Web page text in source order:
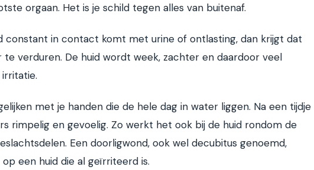
orgaan. Het is je schild tegen alles van buitenaf.
constant in contact komt met urine of ontlasting, dan krijgt dat
te verduren. De huid wordt week, zachter en daardoor veel
met je handen die de hele dag in water liggen. Na een tijdje
rimpelig en gevoelig. Zo werkt het ook bij de huid rondom de
Een doorligwond, ook wel decubitus genoemd,
een huid die al geïrriteerd is.